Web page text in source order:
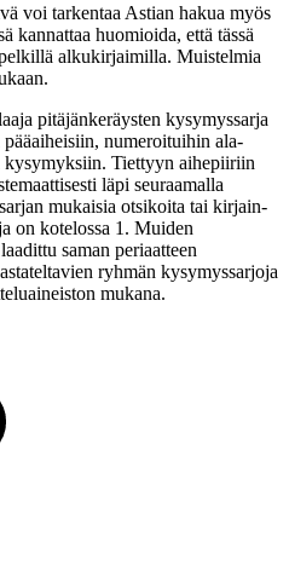
voi tarkentaa Astian hakua myös
kannattaa huomioida, että tässä
alkukirjaimilla. Muistelmia
pitäjänkeräysten kysymyssarja
numeroituihin ala-
kysymyksiin. Tiettyyn aihepiiriin
läpi seuraamalla
mukaisia otsikoita tai kirjain-
on kotelossa 1. Muiden
saman periaatteen
ryhmän kysymyssarjoja
mukana.